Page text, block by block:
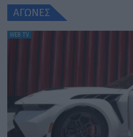
ΑΓΩΝΕΣ
WEB TV